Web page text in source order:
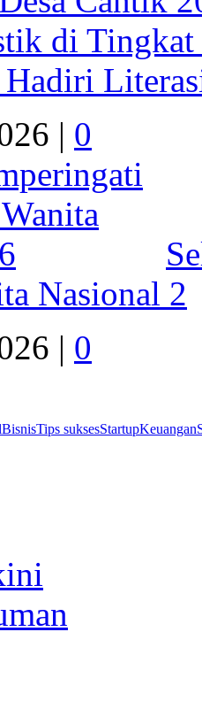
| 0
Nasional 2
| 0
BisnisTips suksesStartupKeuangan